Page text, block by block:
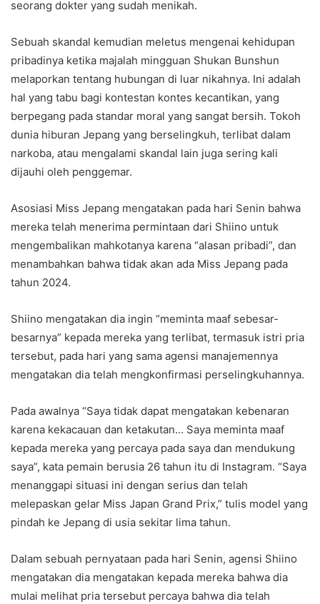
seorang dokter yang sudah menikah.
Sebuah skandal kemudian meletus mengenai kehidupan
pribadinya ketika majalah mingguan Shukan Bunshun
melaporkan tentang hubungan di luar nikahnya. Ini adalah
hal yang tabu bagi kontestan kontes kecantikan, yang
berpegang pada standar moral yang sangat bersih. Tokoh
dunia hiburan Jepang yang berselingkuh, terlibat dalam
narkoba, atau mengalami skandal lain juga sering kali
dijauhi oleh penggemar.
Asosiasi Miss Jepang mengatakan pada hari Senin bahwa
mereka telah menerima permintaan dari Shiino untuk
mengembalikan mahkotanya karena “alasan pribadi”, dan
menambahkan bahwa tidak akan ada Miss Jepang pada
tahun 2024.
Shiino mengatakan dia ingin “meminta maaf sebesar-
besarnya” kepada mereka yang terlibat, termasuk istri pria
tersebut, pada hari yang sama agensi manajemennya
mengatakan dia telah mengkonfirmasi perselingkuhannya.
Pada awalnya “Saya tidak dapat mengatakan kebenaran
karena kekacauan dan ketakutan… Saya meminta maaf
kepada mereka yang percaya pada saya dan mendukung
saya”, kata pemain berusia 26 tahun itu di Instagram. “Saya
menanggapi situasi ini dengan serius dan telah
melepaskan gelar Miss Japan Grand Prix,” tulis model yang
pindah ke Jepang di usia sekitar lima tahun.
Dalam sebuah pernyataan pada hari Senin, agensi Shiino
mengatakan dia mengatakan kepada mereka bahwa dia
mulai melihat pria tersebut percaya bahwa dia telah